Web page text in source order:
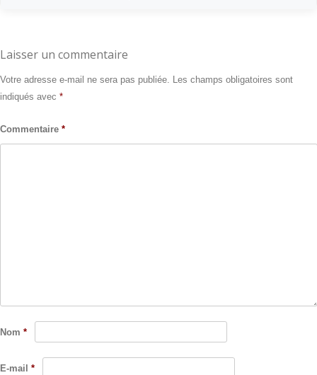
Laisser un commentaire
Votre adresse e-mail ne sera pas publiée. Les champs obligatoires sont
indiqués avec *
Commentaire *
Nom *
E-mail *